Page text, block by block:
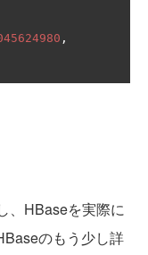
,
、HBaseを実際に
のもう少し詳